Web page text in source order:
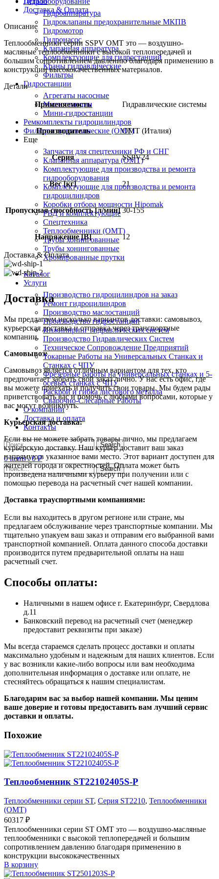
Гидроаппаратура
Гидроклапаны предохранительные МКПВ
Гидромотор
Гидронасос
Клапанная аппаратура
Комплектующие для гидростанций
Краны гидравлические
Фильтры
Гидростанции
Агрегаты насосные
Маслостанции
Мини-гидростанции
Ремкомплекты гидроцилиндров
Фильтры гидравлические (OMT)
Еще
Запчасти для спецтехники РФ и СНГ
Клапанная аппаратура (OMT)
Комплектующие для производства и ремонта
гидрооборудования
Комплектующие для производства и ремонта
гидроцилиндров
Коробки отбора мощности Hipomak
РВД и комплектующие
Спецтехника
Теплообменники (OMT)
Трубы хонингованные
Трубы хонингованные
Хромированные прутки
Каталог
Услуги
Производство гидроцилиндров на заказ
Ремонт гидроцилиндров
Производство маслостанций
Производство гидростанций
Инжиниринг гидравлических систем
Производство Гидравлических Систем
Техническое Сопровождение Предприятий
Токарные Работы на Универсальных Станках и
Станках с ЧПУ
Фрезерные работы на универсальных станках и 5-
осевых станках с ЧПУ
Раскрой и гибка листового металла
Сварочно-Слесарные Работы
О компании
Доставка и оплата
Контакты
Search
0items / 0₽
Search
Доставка & Оплата
Описание
Теплообменники серии SSPV OMT это — воздушно-
масляные теплообменники с высокой теплопередачей и
большим сопротивлением давлению благодаря применению в
конструкции высококачественных материалов.
Детали
Применяемость Гидравлические системы
Производитель OMT (Италия)
Серия SSPV24
Вес [кг] 21
Пропускная способность [л/мин] 30-155
Напряжение [В] 12
Доставка & Оплата
Доставка
Мы предлагаем несколько вариантов доставки: самовывоз,
курьерская доставка и отправка через транспортные
компании.
Самовывоз:
Самовывоз является отличным вариантом для тех, кто
предпочитает забрать свой заказ лично. У нас есть офис, где
вы можете приехать и получить свои товары. Мы будем рады
приветствовать вас и помочь с любыми вопросами, которые у
вас могут возникнуть.
Курьерская доставка:
Если вы не можете забрать товары лично, мы предлагаем
курьерскую доставку. Наш курьер доставит ваш заказ
напрямую в указанное вами место. Этот вариант доступен для
жителей города и окрестностей. Оплата может быть
произведена наличными курьеру при получении или с
помощью перевода на расчетный счет нашей компании.
Доставка траyспортными компаниями:
Если вы находитесь в другом регионе или стране, мы
предлагаем обслуживание через транспортные компании. Мы
тщательно упакуем ваш заказ и отправим его выбранной вами
транспортной компанией. Оплата данного способа доставки
производится путем предварительной оплаты на наш
расчетный счет.
Способы оплаты:
Наличными в нашем офисе г. Екатеринбург, Свердлова
д.11
Банковский перевод на расчетный счет (менеджер
предоставит реквизиты при заказе)
Мы всегда стараемся сделать процесс доставки и оплаты
максимально удобным и надежным для наших клиентов. Если
у вас возникли какие-либо вопросы или вам необходима
дополнительная информация о доставке или оплате, не
стесняйтесь обращаться к нашим специалистам.
Благодарим вас за выбор нашей компании. Мы ценим
ваше доверие и готовы предоставить вам лучший сервис
доставки и оплаты.
Похожие
Теплообменник ST22102405S-P
Теплообменники серии ST, Серия ST2210, Теплообменники
(OMT)
60317 ₽
Теплообменники серии ST OMT это — воздушно-масляные
теплообменники с высокой теплопередачей и большим
сопротивлением давлению благодаря применению в
конструкции высококачественных
В корзину